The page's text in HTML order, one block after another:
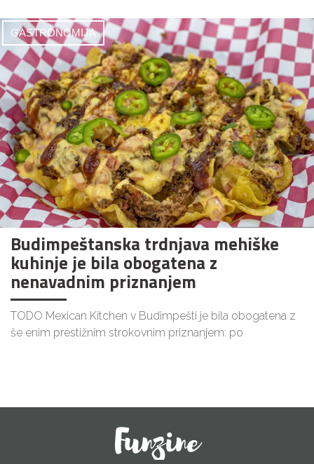
GASTRONOMIJA
Budimpeštanska trdnjava mehiške
kuhinje je bila obogatena z
nenavadnim priznanjem
TODO Mexican Kitchen v Budimpešti je bila obogatena z
še enim prestižnim strokovnim priznanjem: po